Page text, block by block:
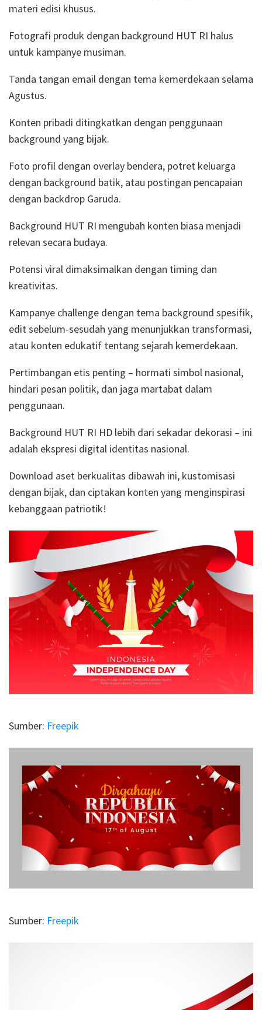
materi edisi khusus.
Fotografi produk dengan background HUT RI halus
untuk kampanye musiman.
Tanda tangan email dengan tema kemerdekaan selama
Agustus.
Konten pribadi ditingkatkan dengan penggunaan
background yang bijak.
Foto profil dengan overlay bendera, potret keluarga
dengan background batik, atau postingan pencapaian
dengan backdrop Garuda.
Background HUT RI mengubah konten biasa menjadi
relevan secara budaya.
Potensi viral dimaksimalkan dengan timing dan
kreativitas.
Kampanye challenge dengan tema background spesifik,
edit sebelum-sesudah yang menunjukkan transformasi,
atau konten edukatif tentang sejarah kemerdekaan.
Pertimbangan etis penting – hormati simbol nasional,
hindari pesan politik, dan jaga martabat dalam
penggunaan.
Background HUT RI HD lebih dari sekadar dekorasi – ini
adalah ekspresi digital identitas nasional.
Download aset berkualitas dibawah ini, kustomisasi
dengan bijak, dan ciptakan konten yang menginspirasi
kebanggaan patriotik!
Sumber: Freepik
Sumber: Freepik